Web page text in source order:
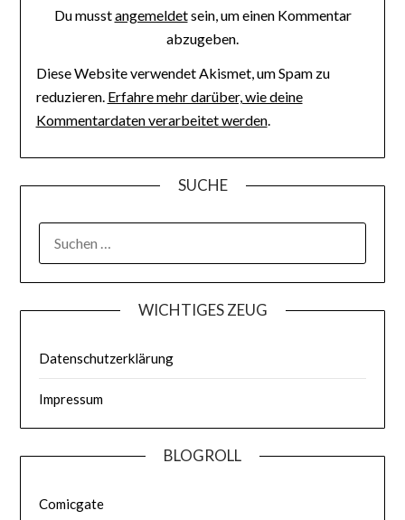
Du musstangemeldetsein, um einen Kommentar
abzugeben.
Diese Website verwendet Akismet, um Spam zu
reduzieren. Erfahre mehr darüber, wie deine
Kommentardaten verarbeitet werden.
SUCHE
WICHTIGES ZEUG
Datenschutzerklärung
Impressum
BLOGROLL
Comicgate